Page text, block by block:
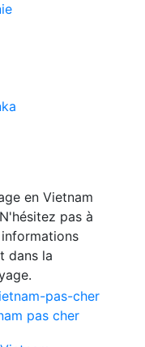
en Vietnam
pas à
dans la
pas cher